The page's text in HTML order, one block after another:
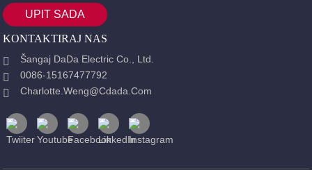
UPIT SADA
KONTAKTIRAJ NAS
Šangaj DaDa Electric Co., Ltd.
0086-15167477792
Charlotte.weng@cdada.com